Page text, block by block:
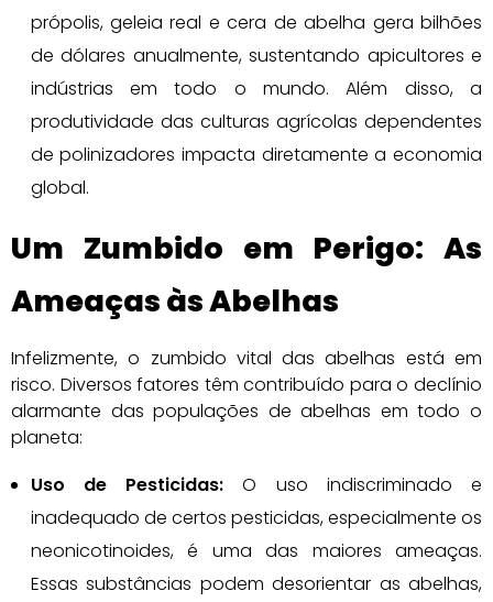
própolis, geleia real e cera de abelha gera bilhões
de dólares anualmente, sustentando apicultores e
indústrias em todo o mundo. Além disso, a
produtividade das culturas agrícolas dependentes
de polinizadores impacta diretamente a economia
global.
Um Zumbido em Perigo: As
Ameaças às Abelhas
Infelizmente, o zumbido vital das abelhas está em
risco. Diversos fatores têm contribuído para o declínio
alarmante das populações de abelhas em todo o
planeta:
Uso de Pesticidas: O uso indiscriminado e
inadequado de certos pesticidas, especialmente os
neonicotinoides, é uma das maiores ameaças.
Essas substâncias podem desorientar as abelhas,